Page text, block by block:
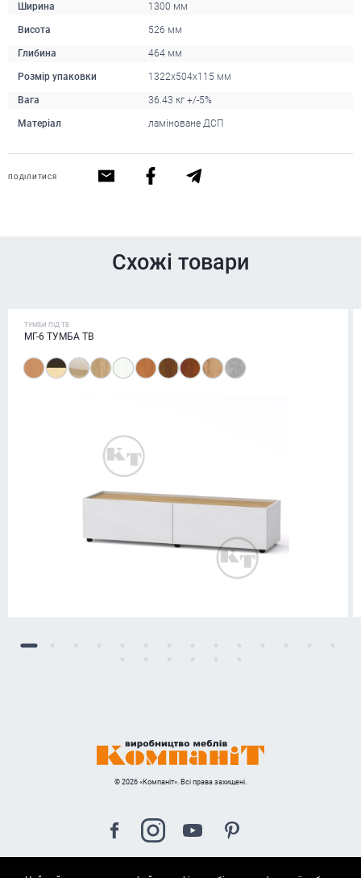
Ширина 1300 мм
Висота 526 мм
Глибина 464 мм
Розмір упаковки 1322х504х115 мм
Вага 36.43 кг +/-5%
Матеріал ламіноване ДСП
ПОДІЛИТИСЯ
Схожі товари
ТУМБИ ПІД ТВ
МГ-6 ТУМБА ТВ
© 2026 «Компаніт». Всі права захищені.